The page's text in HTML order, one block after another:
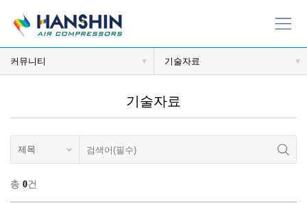
커뮤니티 기술자료
기술자료
총 0건